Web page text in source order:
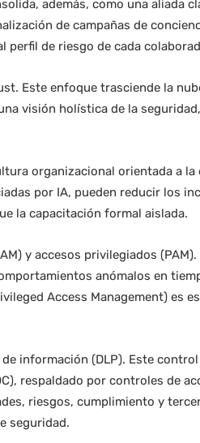
además, como una aliada
de campañas de
perfil de riesgo de cada
Este enfoque trasciende la
visión holística de la
organizacional orientada a
por IA, pueden reducir los
la capacitación formal aislada.
y accesos privilegiados
anómalos en
Access Management) es
información (DLP). Este
respaldado por controles de
riesgos, cumplimiento y
seguridad.